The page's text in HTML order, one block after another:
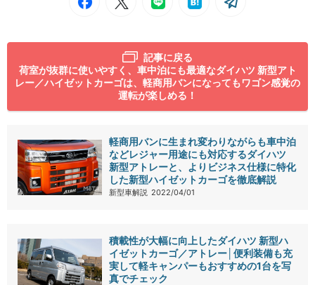
記事に戻る
荷室が抜群に使いやすく、車中泊にも最適なダイハツ 新型アト
レー／ハイゼットカーゴは、軽商用バンになってもワゴン感覚の
運転が楽しめる！
軽商用バンに生まれ変わりながらも車中泊
などレジャー用途にも対応するダイハツ
新型アトレーと、よりビジネス仕様に特化
した新型ハイゼットカーゴを徹底解説
新型車解説 2022/04/01
積載性が大幅に向上したダイハツ 新型ハ
イゼットカーゴ／アトレー│便利装備も充
実して軽キャンパーもおすすめの1台を写
真でチェック